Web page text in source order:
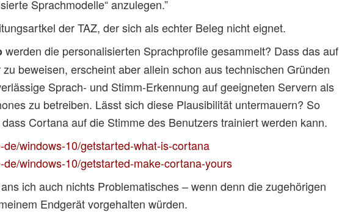
Sprachmodelle“ anzulegen.”
der TAZ, der sich als echter Beleg nicht eignet.
werden die personalisierten Sprachprofile gesammelt? Dass das auf
beweisen, erscheint aber allein schon aus technischen Gründen
Sprach- und Stimm-Erkennung auf geeigneten Servern als
zu betreiben. Lässt sich diese Plausibilität untermauern? So
Cortana auf die Stimme des Benutzers trainiert werden kann.
windows-10/getstarted-what-is-cortana
windows-10/getstarted-make-cortana-yours
ich auch nichts Problematisches – wenn denn die zugehörigen
Endgerät vorgehalten würden.